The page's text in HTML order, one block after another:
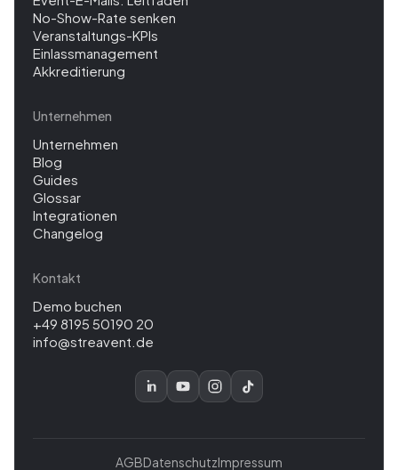
No-Show-Rate senken
Veranstaltungs-KPIs
Einlassmanagement
Akkreditierung
Unternehmen
Unternehmen
Blog
Guides
Glossar
Integrationen
Changelog
Kontakt
Demo buchen
+49 8195 50190 20
info@streavent.de
AGBDatenschutzImpressum